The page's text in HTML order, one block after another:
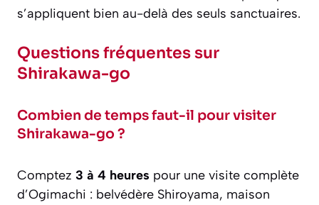
s’appliquent bien au-delà des seuls sanctuaires.
Questions fréquentes sur
Shirakawa-go
Combien de temps faut-il pour visiter
Shirakawa-go ?
Comptez 3 à 4 heures pour une visite complète
d’Ogimachi : belvédère Shiroyama, maison